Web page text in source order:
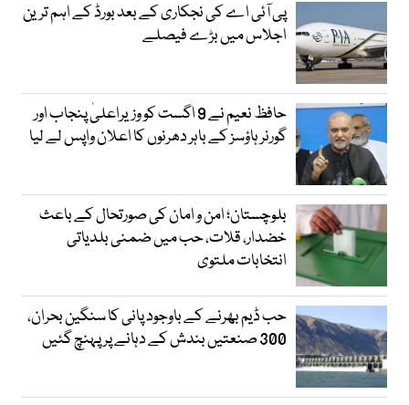
پی آئی اے کی نجکاری کے بعد بورڈ کے اہم ترین
اجلاس میں بڑے فیصلے
حافظ نعیم نے 9 اگست کو وزیراعلیٰ پنجاب اور
گورنر ہاؤسز کے باہر دھرنوں کا اعلان واپس لے لیا
بلوچستان؛ امن و امان کی صورتحال کے باعث
خضدار، قلات، حب میں ضمنی بلدیاتی
انتخابات ملتوی
حب ڈیم بھرنے کے باوجود پانی کا سنگین بحران،
300 صنعتیں بندش کے دہانے پر پہنچ گئیں